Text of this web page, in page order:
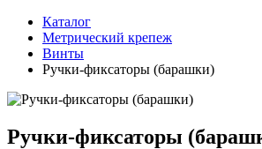
Каталог
Метрический крепеж
Винты
Ручки-фиксаторы (барашки)
Ручки-фиксаторы